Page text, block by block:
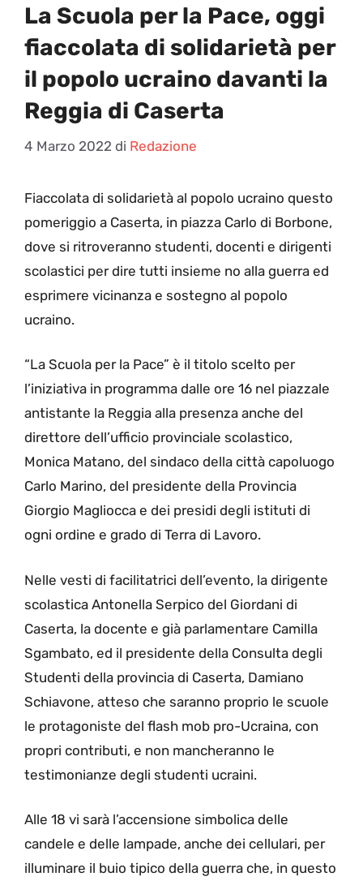
La Scuola per la Pace, oggi
fiaccolata di solidarietà per
il popolo ucraino davanti la
Reggia di Caserta
4 Marzo 2022 di Redazione
Fiaccolata di solidarietà al popolo ucraino questo
pomeriggio a Caserta, in piazza Carlo di Borbone,
dove si ritroveranno studenti, docenti e dirigenti
scolastici per dire tutti insieme no alla guerra ed
esprimere vicinanza e sostegno al popolo
ucraino.
“La Scuola per la Pace” è il titolo scelto per
l’iniziativa in programma dalle ore 16 nel piazzale
antistante la Reggia alla presenza anche del
direttore dell’ufficio provinciale scolastico,
Monica Matano, del sindaco della città capoluogo
Carlo Marino, del presidente della Provincia
Giorgio Magliocca e dei presidi degli istituti di
ogni ordine e grado di Terra di Lavoro.
Nelle vesti di facilitatrici dell’evento, la dirigente
scolastica Antonella Serpico del Giordani di
Caserta, la docente e già parlamentare Camilla
Sgambato, ed il presidente della Consulta degli
Studenti della provincia di Caserta, Damiano
Schiavone, atteso che saranno proprio le scuole
le protagoniste del flash mob pro-Ucraina, con
propri contributi, e non mancheranno le
testimonianze degli studenti ucraini.
Alle 18 vi sarà l’accensione simbolica delle
candele e delle lampade, anche dei cellulari, per
illuminare il buio tipico della guerra che, in questo